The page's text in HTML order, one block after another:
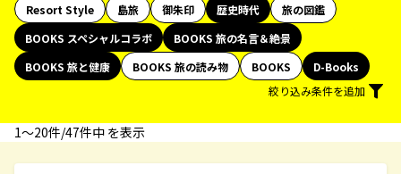
Resort Style
島旅 御朱印 歴史時代
旅の図鑑
BOOKS スペシャルコラボ
BOOKS 旅の名言＆絶景
BOOKS 旅と健康
BOOKS 旅の読み物 BOOKS
D-Books
絞り込み条件を追加
1〜20件/47件中 を表示